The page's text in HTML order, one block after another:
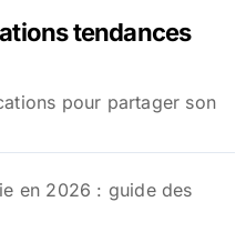
tendances
pour partager son
en 2026 : guide des